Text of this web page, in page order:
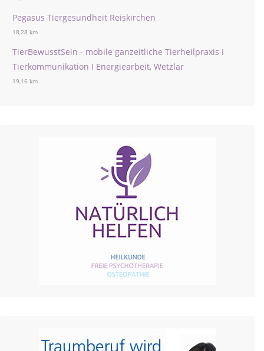
Pegasus Tiergesundheit Reiskirchen
18,28 km
TierBewusstSein - mobile ganzeitliche Tierheilpraxis I
Tierkommunikation I Energiearbeit, Wetzlar
19,16 km